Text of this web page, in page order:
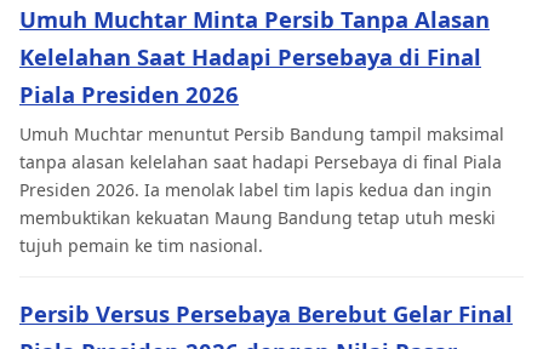
Umuh Muchtar Minta Persib Tanpa Alasan
Kelelahan Saat Hadapi Persebaya di Final
Piala Presiden 2026
Umuh Muchtar menuntut Persib Bandung tampil maksimal
tanpa alasan kelelahan saat hadapi Persebaya di final Piala
Presiden 2026. Ia menolak label tim lapis kedua dan ingin
membuktikan kekuatan Maung Bandung tetap utuh meski
tujuh pemain ke tim nasional.
Persib Versus Persebaya Berebut Gelar Final